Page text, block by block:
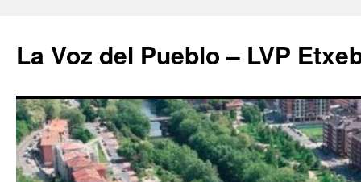
contenido
La Voz del Pueblo – LVP